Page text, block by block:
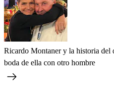
Ricardo Montaner y la historia del
boda de ella con otro hombre